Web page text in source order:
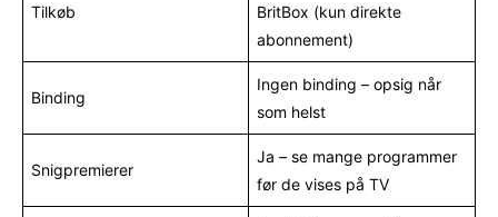
Tilkøb
BritBox (kun direkte
abonnement)
Binding
Ingen binding – opsig når
som helst
Snigpremierer
Ja – se mange programmer
før de vises på TV